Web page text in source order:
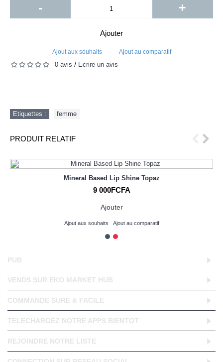
- +
Ajouter
Ajout aux souhaits Ajout au comparatif
0 avis / Écrire un avis
Etiquettes : femme
PRODUIT RELATIF
Mineral Based Lip Shine Topaz
9 000FCFA
Ajouter
Ajout aux souhaits Ajout au comparatif
PUB
VENDS SUR EKO MARKET HUB
COMMANDE SURE & FACILE
TELECHARGEZ NOTRE APPS BIENTOT
REJOINDRE NOTRE LISTE